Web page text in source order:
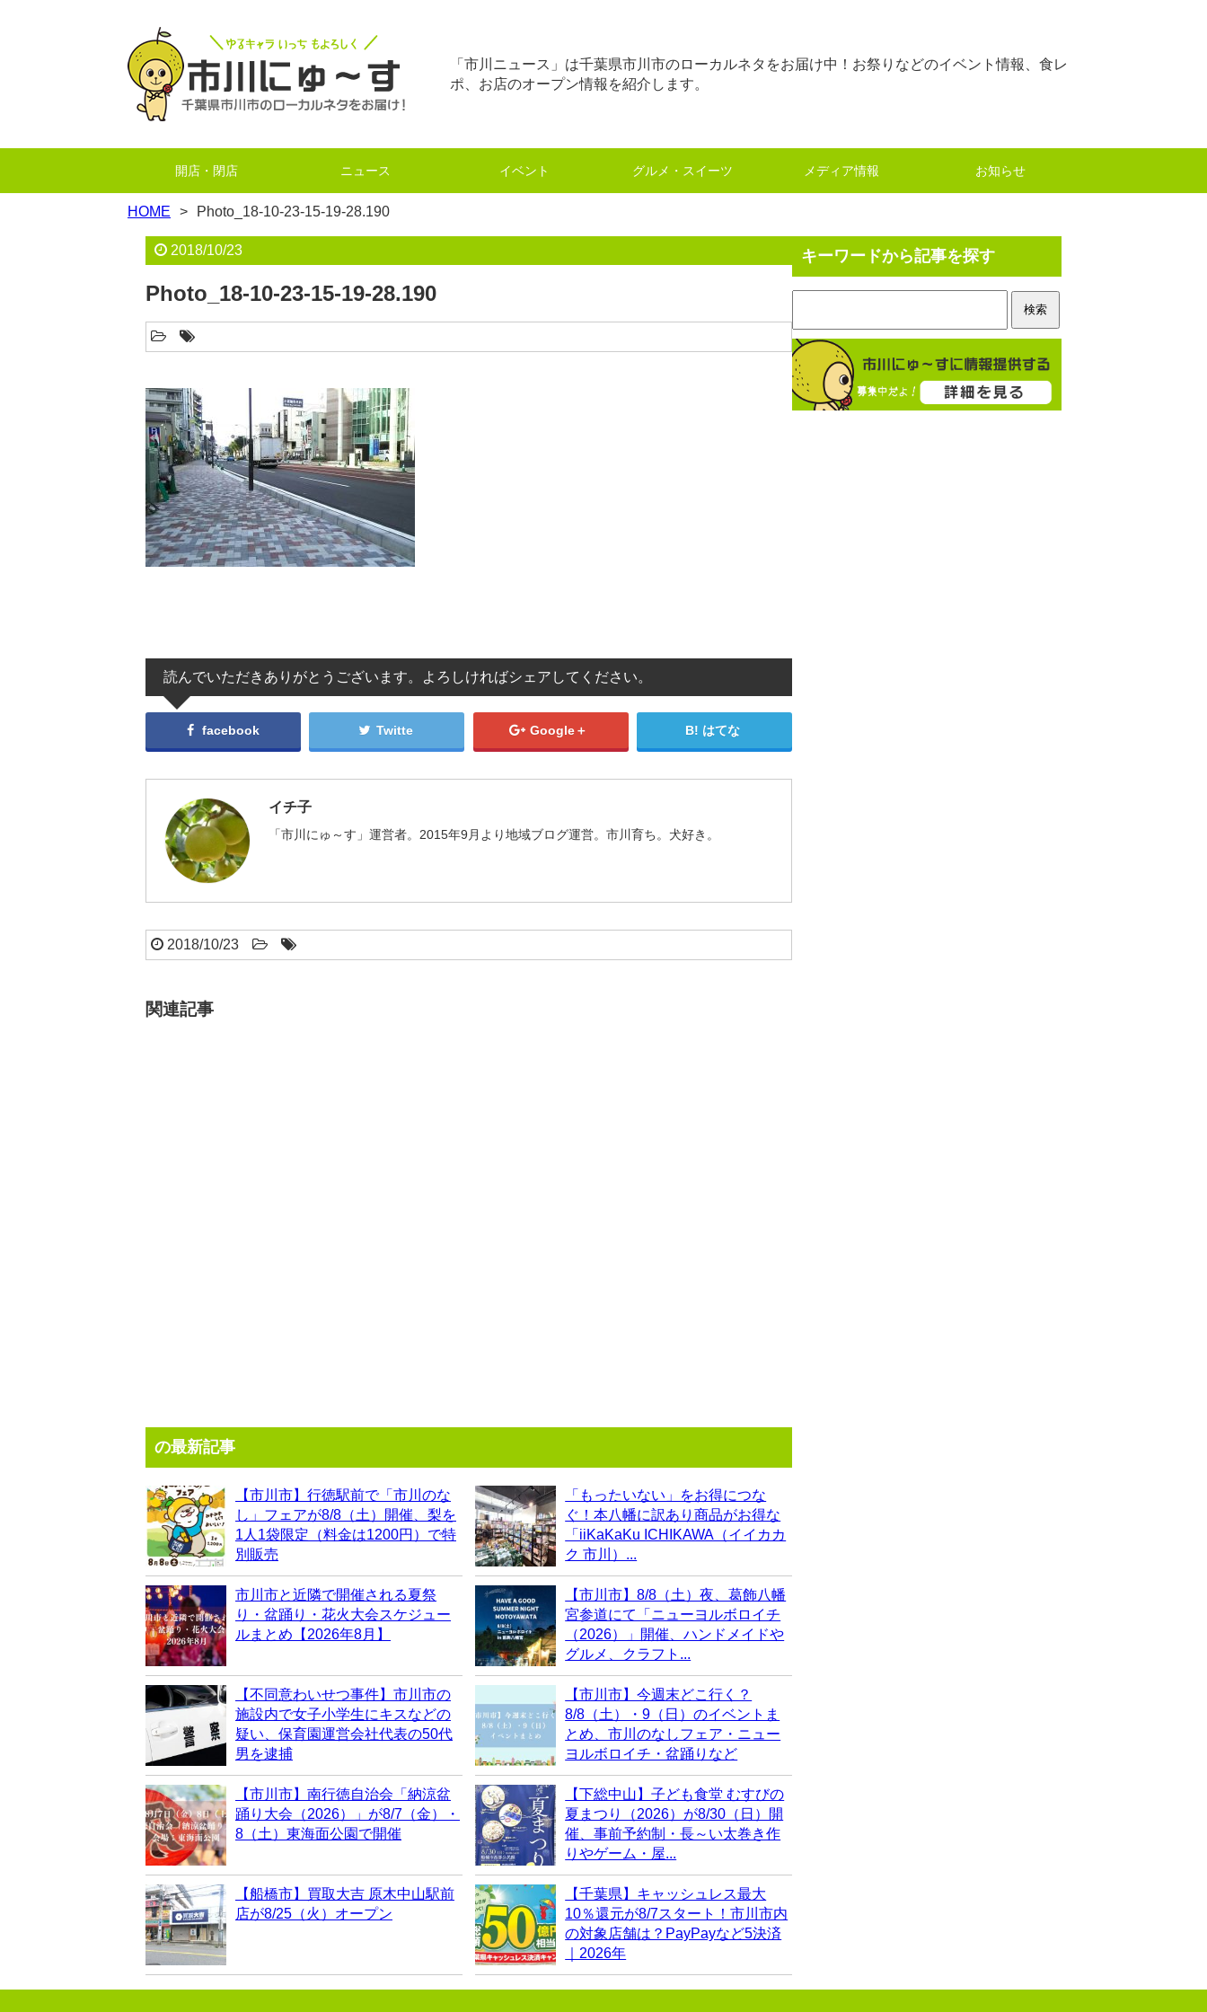
「市川ニュース」は千葉県市川市のローカルネタをお届け中！お祭りなどのイベント情報、食レ
ポ、お店のオープン情報を紹介します。
開店・閉店 ニュース イベント グルメ・スイーツ メディア情報 お知らせ
HOME Photo_18-10-23-15-19-28.190
2018/10/23
Photo_18-10-23-15-19-28.190
読んでいただきありがとうございます。よろしければシェアしてください。
facebook Twitte Google＋ はてな
イチ子
「市川にゅ～す」運営者。2015年9月より地域ブログ運営。市川育ち。犬好き。
2018/10/23
関連記事
の最新記事
【市川市】行徳駅前で「市川のな
し」フェアが8/8（土）開催、梨を
1人1袋限定（料金は1200円）で特
別販売
「もったいない」をお得につな
ぐ！本八幡に訳あり商品がお得な
「iiKaKaKu ICHIKAWA（イイカカ
ク 市川）...
市川市と近隣で開催される夏祭
り・盆踊り・花火大会スケジュー
ルまとめ【2026年8月】
【市川市】8/8（土）夜、葛飾八幡
宮参道にて「ニューヨルボロイチ
（2026）」開催、ハンドメイドや
グルメ、クラフト...
【不同意わいせつ事件】市川市の
施設内で女子小学生にキスなどの
疑い、保育園運営会社代表の50代
男を逮捕
【市川市】今週末どこ行く？
8/8（土）・9（日）のイベントま
とめ、市川のなしフェア・ニュー
ヨルボロイチ・盆踊りなど
【市川市】南行徳自治会「納涼盆
踊り大会（2026）」が8/7（金）・
8（土）東海面公園で開催
【下総中山】子ども食堂 むすびの
夏まつり（2026）が8/30（日）開
催、事前予約制・長～い太巻き作
りやゲーム・屋...
【船橋市】買取大吉 原木中山駅前
店が8/25（火）オープン
【千葉県】キャッシュレス最大
10％還元が8/7スタート！市川市内
の対象店舗は？PayPayなど5決済
｜2026年
キーワードから記事を探す